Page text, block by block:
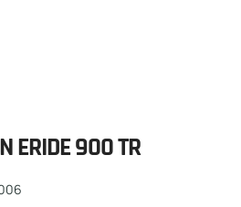
ERIDE 900 TR